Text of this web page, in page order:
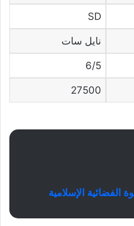
SD
نايل سات
6/5
27500
الفضائية الإسلامية